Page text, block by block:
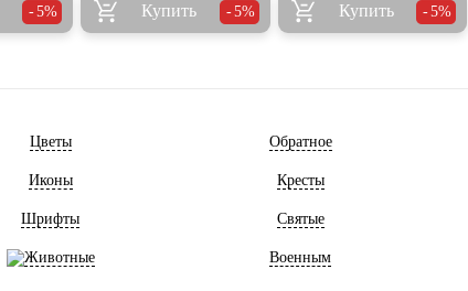
5% Купить 5% Купить 5%
Цветы Обратное
Иконы Кресты
Шрифты Святые
Животные Военным